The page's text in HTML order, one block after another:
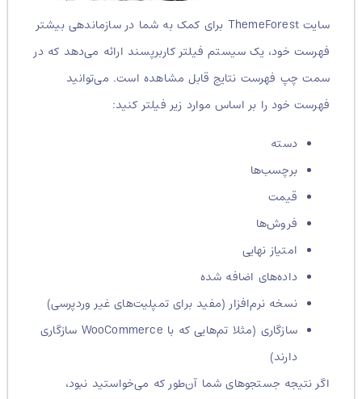
سایت ThemeForest برای کمک به شما در سازماندهی بیشتر
فهرست خود، یک سیستم فیلتر کاربرپسند ارائه می‌دهد که در
سمت چپ فهرست نتایج قابل مشاهده است. می‌توانید
فهرست خود را بر اساس موارد زیر فیلتر کنید:
دسته
برچسب‌ها
قیمت
فروش‌ها
امتیاز نهایی
داده‌های اضافه شده
نسخه نرم‌افزار (مفید برای تمپلیت‌های غیر وردپرسی)
سازگاری (مثلا تم‌هایی که با WooCommerce سازگاری
دارند)
اگر نتیجه جستجوهای شما آن‌طور که می‌خواستید نبود،